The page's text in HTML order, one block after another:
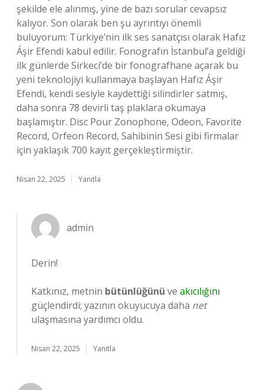
şekilde ele alınmış, yine de bazı sorular cevapsız
kalıyor. Son olarak ben şu ayrıntıyı önemli
buluyorum: Türkiye’nin ilk ses sanatçısı olarak Hafız
Áşir Efendi kabul edilir. Fonografın İstanbul’a geldiği
ilk günlerde Sirkeci’de bir fonografhane açarak bu
yeni teknolojiyi kullanmaya başlayan Hafız Áşir
Efendi, kendi sesiyle kaydettiği silindirler satmış,
daha sonra 78 devirli taş plaklara okumaya
başlamıştır. Disc Pour Zonophone, Odeon, Favorite
Record, Orfeon Record, Sahibinin Sesi gibi firmalar
için yaklaşık 700 kayıt gerçekleştirmiştir.
Nisan 22, 2025 Yanıtla
admin
Derin!
Katkınız, metnin bütünlüğünü ve akıcılığını
güçlendirdi; yazının okuyucuya daha net
ulaşmasına yardımcı oldu.
Nisan 22, 2025 Yanıtla